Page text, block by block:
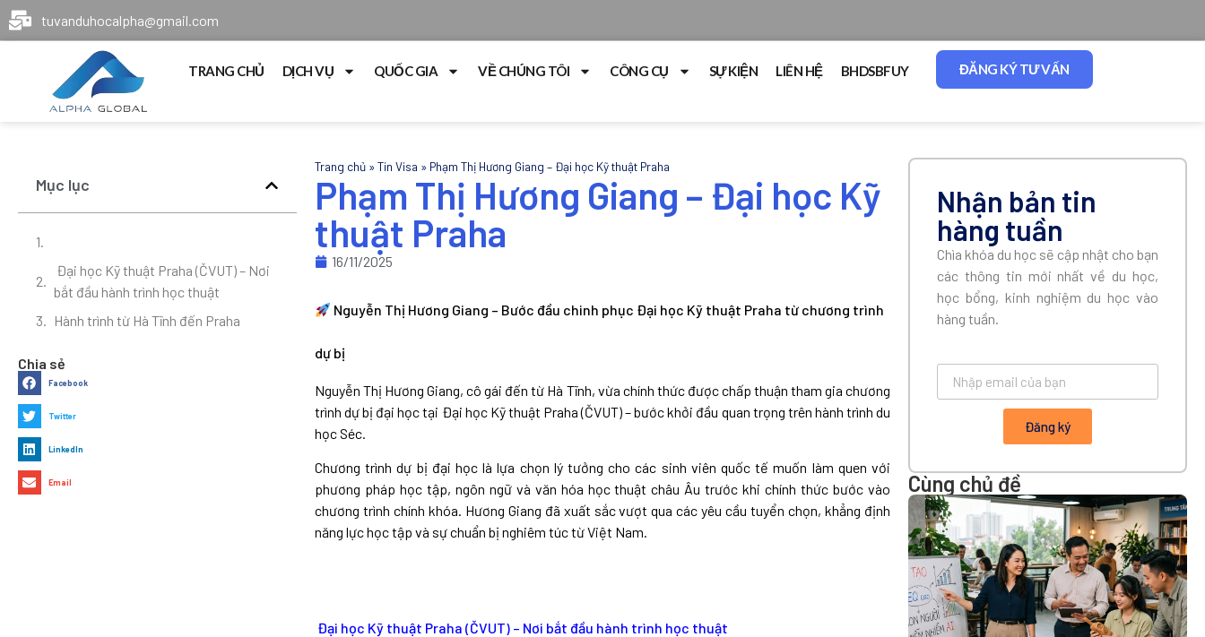
tuvanduhocalpha@gmail.com
TRANG CHỦ DỊCH VỤ QUỐC GIA VỀ CHÚNG TÔI CÔNG CỤ SỰ KIỆN LIÊN HỆ BHDSBFUY ĐĂNG KÝ TƯ VẤN
Mục lục
Đại học Kỹ thuật Praha (ČVUT) – Nơi
bắt đầu hành trình học thuật
Hành trình từ Hà Tĩnh đến Praha
Chia sẻ
Facebook
Twitter
LinkedIn
Email
Trang chủ » Tin Visa » Phạm Thị Hương Giang – Đại học Kỹ thuật Praha
Phạm Thị Hương Giang – Đại học Kỹ
thuật Praha
16/11/2025
Nguyễn Thị Hương Giang – Bước đầu chinh phục Đại học Kỹ thuật Praha từ chương trình
dự bị
Nguyễn Thị Hương Giang, cô gái đến từ Hà Tĩnh, vừa chính thức được chấp thuận tham gia chương
trình dự bị đại học tại Đại học Kỹ thuật Praha (ČVUT) – bước khởi đầu quan trọng trên hành trình du
học Séc.
Chương trình dự bị đại học là lựa chọn lý tưởng cho các sinh viên quốc tế muốn làm quen với
phương pháp học tập, ngôn ngữ và văn hóa học thuật châu Âu trước khi chính thức bước vào
chương trình chính khóa. Hương Giang đã xuất sắc vượt qua các yêu cầu tuyển chọn, khẳng định
năng lực học tập và sự chuẩn bị nghiêm túc từ Việt Nam.
Đại học Kỹ thuật Praha (ČVUT) – Nơi bắt đầu hành trình học thuật
Nhận bản tin
hàng tuần
Chìa khóa du học sẽ cập nhật cho bạn
các thông tin mới nhất về du học,
học bổng, kinh nghiệm du học vào
hàng tuần.
Đăng ký
Cùng chủ đề